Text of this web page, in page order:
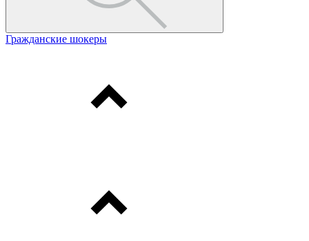
Гражданские шокеры